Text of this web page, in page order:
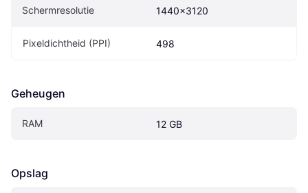
Schermresolutie 1440x3120
Pixeldichtheid (PPI) 498
Geheugen
RAM 12 GB
Opslag